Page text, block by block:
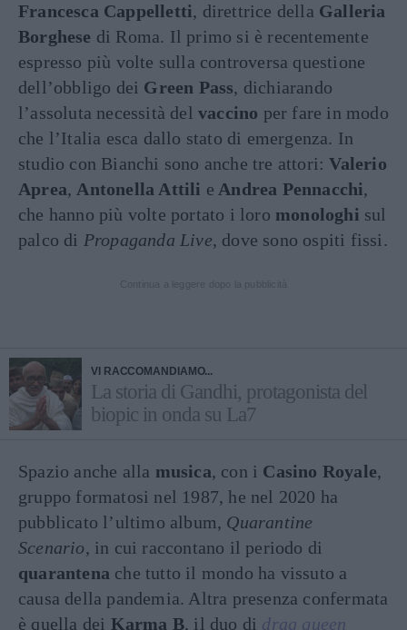
Francesca Cappelletti, direttrice della Galleria
Borghese di Roma. Il primo si è recentemente
espresso più volte sulla controversa questione
dell’obbligo dei Green Pass, dichiarando
l’assoluta necessità del vaccino per fare in modo
che l’Italia esca dallo stato di emergenza. In
studio con Bianchi sono anche tre attori:Valerio
Aprea, Antonella Attili e Andrea Pennacchi,
che hanno più volte portato i loro monologhi sul
palco di Propaganda Live, dove sono ospiti fissi.
VI RACCOMANDIAMO...
La storia di Gandhi, protagonista del
biopic in onda su La7
Spazio anche alla musica, con i Casino Royale,
gruppo formatosi nel 1987, he nel 2020 ha
pubblicato l’ultimo album, Quarantine
Scenario, in cui raccontano il periodo di
quarantena che tutto il mondo ha vissuto a
causa della pandemia. Altra presenza confermata
è quella dei Karma B, il duo di drag queen